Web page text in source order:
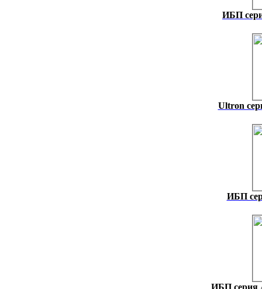
ИБП
Ultron
ИБП
ИБП серия